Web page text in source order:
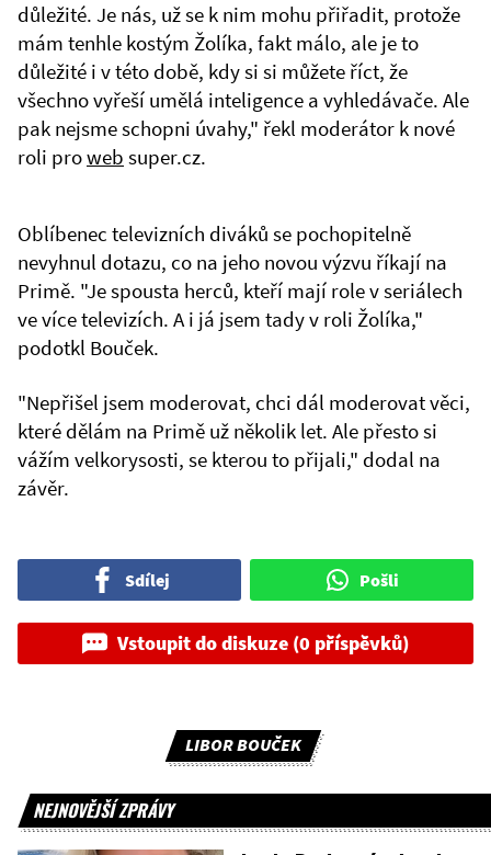
důležité. Je nás, už se k nim mohu přiřadit, protože
mám tenhle kostým Žolíka, fakt málo, ale je to
důležité i v této době, kdy si si můžete říct, že
všechno vyřeší umělá inteligence a vyhledávače. Ale
pak nejsme schopni úvahy," řekl moderátor k nové
roli proweb super.cz.
Oblíbenec televizních diváků se pochopitelně
nevyhnul dotazu, co na jeho novou výzvu říkají na
Primě. "Je spousta herců, kteří mají role v seriálech
ve více televizích. A i já jsem tady v roli Žolíka,"
podotkl Bouček.
"Nepřišel jsem moderovat, chci dál moderovat věci,
které dělám na Primě už několik let. Ale přesto si
vážím velkorysosti, se kterou to přijali," dodal na
závěr.
Sdílej Pošli
Vstoupit do diskuze (0 příspěvků)
LIBOR BOUČEK
NEJNOVĚJŠÍ ZPRÁVY